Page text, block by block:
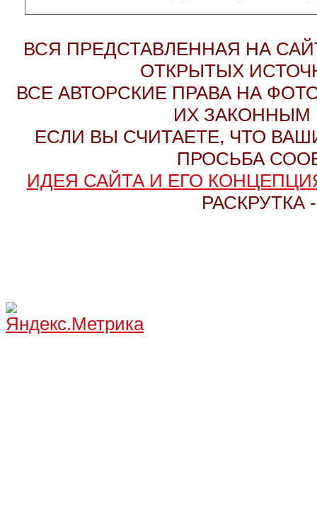
ВСЯ ПРЕДСТАВЛЕННАЯ НА
ОТКРЫТЫХ
ВСЕ АВТОРСКИЕ ПРАВА НА
ИХ ЗАКОННЫМ
ЕСЛИ ВЫ СЧИТАЕТЕ, ЧТО
ПРОСЬБА
ИДЕЯ САЙТА И ЕГО КОНЦЕПЦИЯ
РАСКРУТКА -